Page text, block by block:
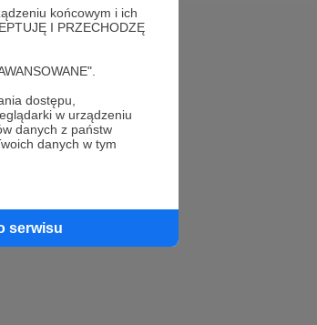
końcowym i ich
I PRZECHODZĘ
dostępu,
w urządzeniu
danych z państw
danych w tym
serwisu
z zespołem Patronite